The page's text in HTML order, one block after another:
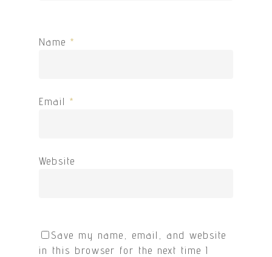
Name *
Email *
Website
Save my name, email, and website
in this browser for the next time I